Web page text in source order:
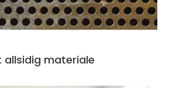
allsidig materiale